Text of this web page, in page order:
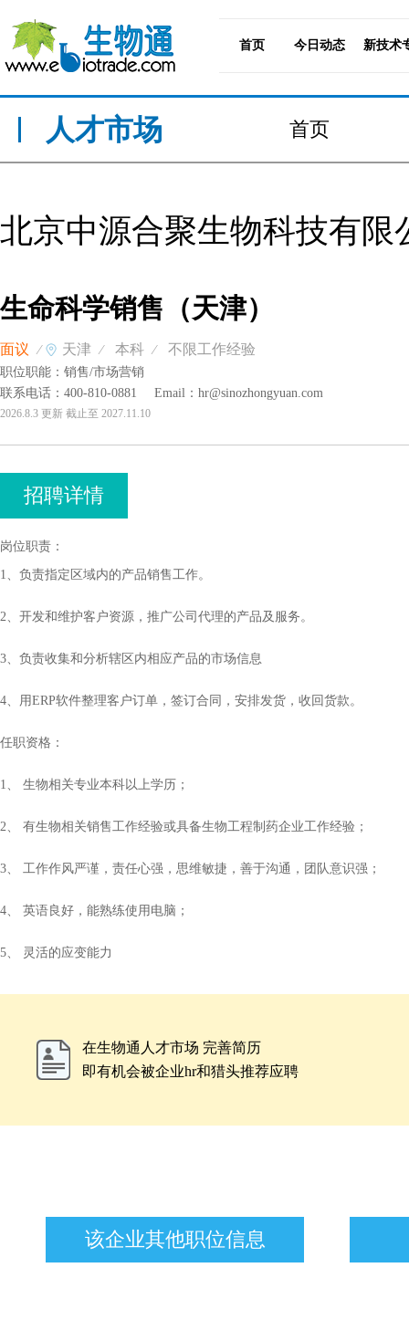
首页 今日动态 新技术
人才市场 首页
北京中源合聚生物科技有限
生命科学销售（天津）
面议 ⁄ 天津 ⁄ 本科 ⁄ 不限工作经验
职位职能： 销售/市场营销
联系电话： 400-810-0881 Email： hr@sinozhongyuan.com
2026.8.3 更新 截止至 2027.11.10
招聘详情
岗位职责：
1、负责指定区域内的产品销售工作。
2、开发和维护客户资源，推广公司代理的产品及服务。
3、负责收集和分析辖区内相应产品的市场信息
4、用ERP软件整理客户订单，签订合同，安排发货，收回货款。
任职资格：
1、 生物相关专业本科以上学历；
2、 有生物相关销售工作经验或具备生物工程制药企业工作经验；
3、 工作作风严谨，责任心强，思维敏捷，善于沟通，团队意识强；
4、 英语良好，能熟练使用电脑；
5、 灵活的应变能力
在生物通人才市场 完善简历
即有机会被企业hr和猎头推荐应聘
该企业其他职位信息